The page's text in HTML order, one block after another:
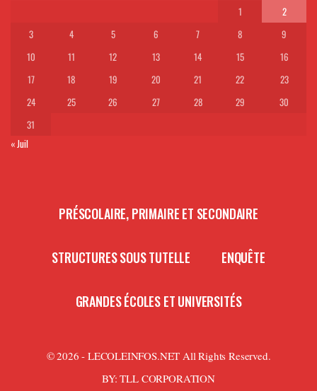
1
2
3
4 5 6 7 8
9
10
11 12 13 14 15
16
17
18 19 20 21 22
23
24
25 26 27 28 29
30
31
« Juil
PRÉSCOLAIRE, PRIMAIRE ET SECONDAIRE
STRUCTURES SOUS TUTELLE ENQUÊTE
GRANDES ÉCOLES ET UNIVERSITÉS
© 2026 - LECOLEINFOS.NET All Rights Reserved.
BY:TLL CORPORATION